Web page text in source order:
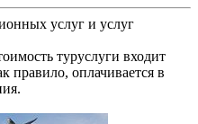
услуг и услуг
туруслуги входит
правило, оплачивается в